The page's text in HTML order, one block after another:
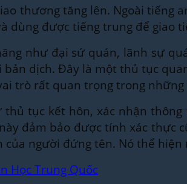
thương tăng lên. Ngoài
dùng được tiếng trung để giao
như đại sứ quán, lãnh sự
dịch. Đây là một thủ tục
trò rất quan trọng trong
tục kết hôn, xác nhận
đảm bảo được tính xác thực
của người đứng tên. Nó thể
Học Trung Quốc